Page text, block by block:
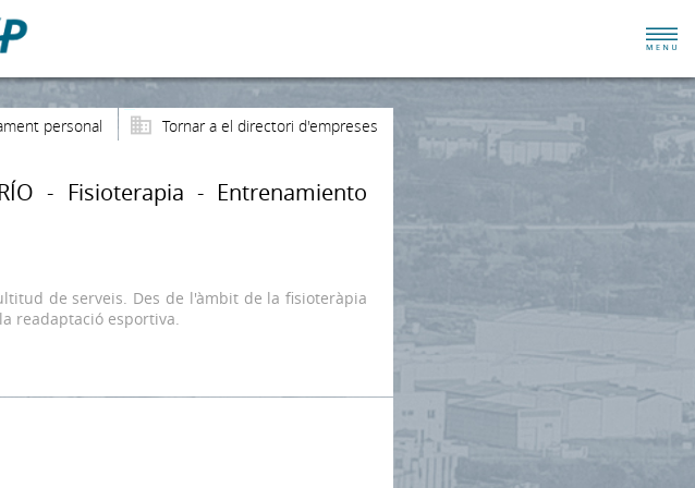
Tornar a el directori d'empreses
personal
- Fisioterapia - Entrenamiento
de serveis. Des de l'àmbit de la fisioteràpia
readaptació esportiva.